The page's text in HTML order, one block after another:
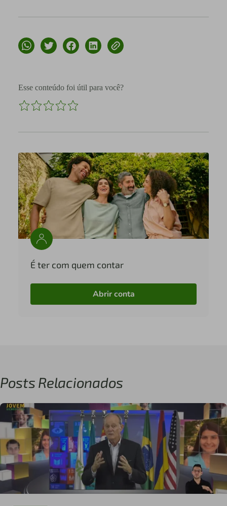
Esse conteúdo foi útil para você?
É ter com quem contar
Abrir conta
Posts Relacionados